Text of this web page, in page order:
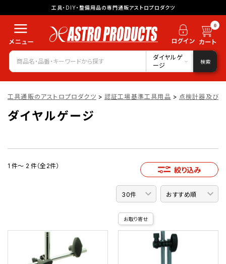
工具・DIY・整備用品の専門通販アストロプロダクツ
0
ダイヤルゲ
ージ
検索
工具通販のアストロプロダクツ > 認証工場基準工具用品 > 点検計器及び
ダイヤルゲージ
1 件～ 2 件（全2件） 絞り込み
お取り寄せ